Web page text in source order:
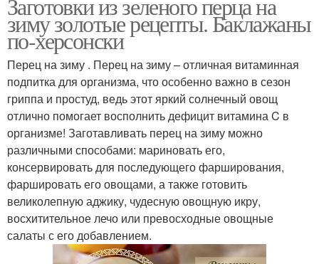
Заготовки из зеленого перца на
зиму золотые рецепты. Баклажаны
по-херсонски
Перец на зиму . Перец на зиму – отличная витаминная
подпитка для организма, что особенно важно в сезон
гриппа и простуд, ведь этот яркий солнечный овощ
отлично помогает восполнить дефицит витамина C в
организме! Заготавливать перец на зиму можно
различными способами: мариновать его,
консервировать для последующего фарширования,
фаршировать его овощами, а также готовить
великолепную аджику, чудесную овощную икру,
восхитительное лечо или превосходные овощные
салаты с его добавлением.